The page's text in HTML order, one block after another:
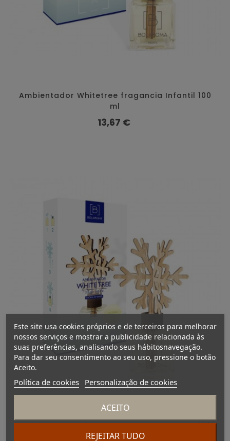
Este site usa cookies próprios e de terceiros para melhorar
nossos serviços e mostrar a publicidade relacionada às
suas preferências, analisando seus hábitosnavegação.
Para dar seu consentimento ao seu uso, pressione o botão
Aceito.
Política de cookies Personalização de cookies
REJEITAR TUDO
ACEITO
Ambientador Whitetree fragancia Infantil 100
ml
Preço
13,67 €
Ambientador Whitetree fragancia Jazmín 100
ml